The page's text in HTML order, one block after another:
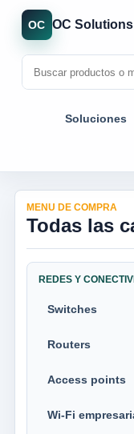
OC OC Solutions
Soluciones
MENU DE COMPRA
Todas las
REDES Y
Switches
Routers
Access points
Wi-Fi